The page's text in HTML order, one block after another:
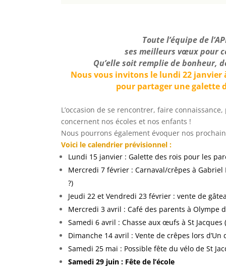
Toute l’équipe de
ses meilleurs vœux pour
Qu’elle soit remplie de bonheur,
Nous vous invitons le lundi 22 janvier
pour partager une galette
L’occasion de se rencontrer, faire
concernent nos écoles et nos enfants !
Nous pourrons également évoquer nos
Voici le calendrier prévisionnel :
Lundi 15 janvier : Galette des rois pour les
Mercredi 7 février : Carnaval/crêpes à Gabriel
?)
Jeudi 22 et Vendredi 23 février : vente de
Mercredi 3 avril : Café des parents à Olympe
Samedi 6 avril : Chasse aux œufs à St Jacques
Dimanche 14 avril : Vente de crêpes lors
Samedi 25 mai : Possible fête du vélo de St
Samedi 29 juin : Fête de l’école